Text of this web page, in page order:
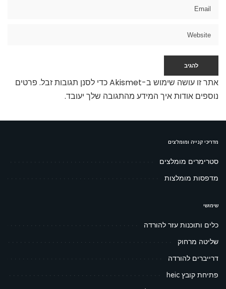
אתר זו עושה שימוש ב-Akismet כדי לסנן תגובות זבל.
פרטים
נוספים אודות איך המידע מהתגובה שלך יעובד.
מדריכי קנייה ומומלצים
סטרימרים מומלצים
מדפסות מומלצות
שימושי
כלים ותוכנות עזר להורדה
שליטה מרחוק
דרייברים להורדה
פתיחת קובץ heic